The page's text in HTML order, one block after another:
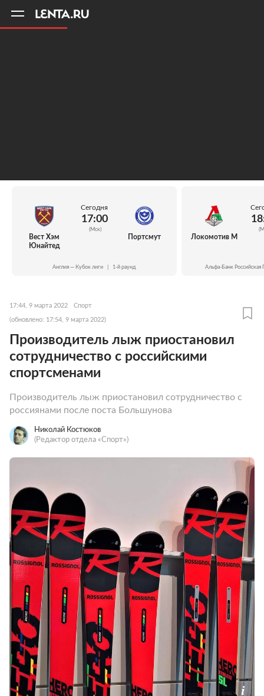
Вест Хэм
Юнайтед
Сегодня
17:00
(Мск)
Портсмут
Англия — Кубок лиги 1-й раунд
Локомотив М
Альфа-Банк Российская
17:44, 9 марта 2022 Спорт
(обновлено: 17:54, 9 марта 2022)
Производитель лыж приостановил
сотрудничество с российскими
спортсменами
Производитель лыж приостановил сотрудничество с
россиянами после поста Большунова
Николай Костюков
(Редактор отдела «Спорт»)